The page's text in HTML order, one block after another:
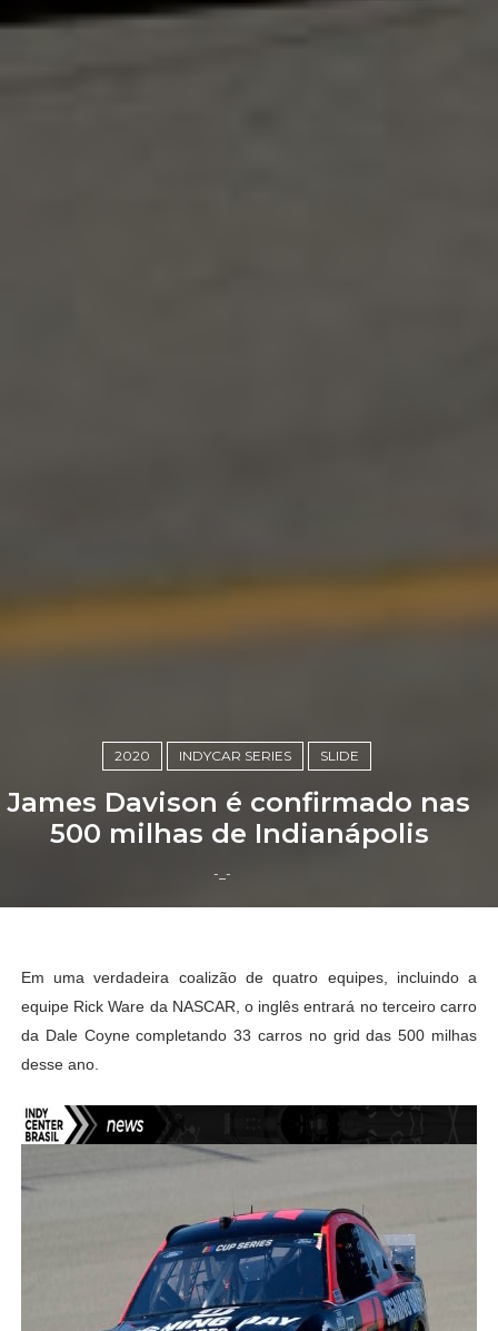
2020 INDYCAR SERIES SLIDE
James Davison é confirmado nas
500 milhas de Indianápolis
-_-
Em uma verdadeira coalizão de quatro equipes, incluindo a
equipe Rick Ware da NASCAR, o inglês entrará no terceiro carro
da Dale Coyne completando 33 carros no grid das 500 milhas
desse ano.